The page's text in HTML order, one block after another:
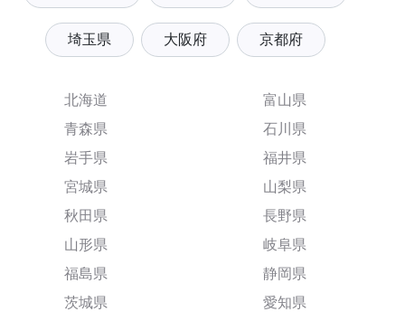
埼玉県 大阪府 京都府
北海道
青森県
岩手県
宮城県
秋田県
山形県
福島県
茨城県
富山県
石川県
福井県
山梨県
長野県
岐阜県
静岡県
愛知県